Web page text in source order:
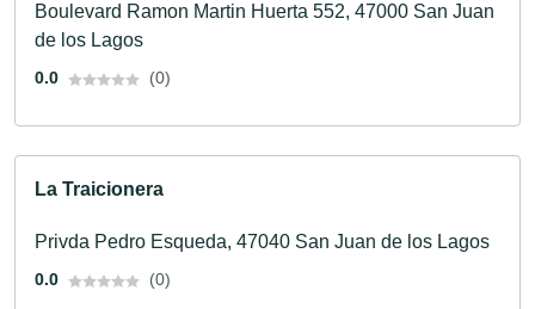
Boulevard Ramon Martin Huerta 552, 47000 San Juan
de los Lagos
0.0 (0)
La Traicionera
Privda Pedro Esqueda, 47040 San Juan de los Lagos
0.0 (0)